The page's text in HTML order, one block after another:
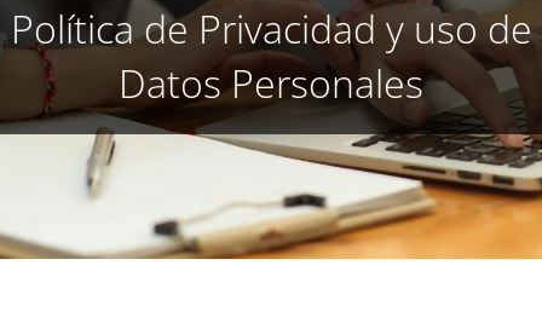
Política de Privacidad y uso de
Datos Personales